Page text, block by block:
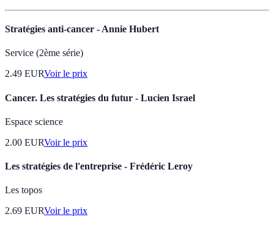
Stratégies anti-cancer - Annie Hubert
Service (2ème série)
2.49 EURVoir le prix
Cancer. Les stratégies du futur - Lucien Israel
Espace science
2.00 EURVoir le prix
Les stratégies de l'entreprise - Frédéric Leroy
Les topos
2.69 EURVoir le prix